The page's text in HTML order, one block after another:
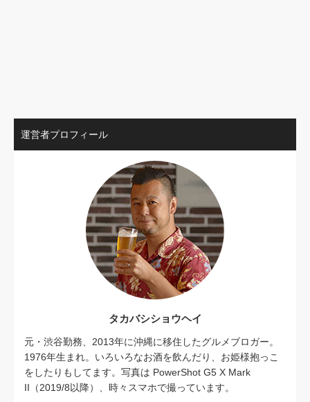
運営者プロフィール
タカバシショウヘイ
元・渋谷勤務、2013年に沖縄に移住したグルメブロガー。
1976年生まれ。いろいろなお酒を飲んだり、お姫様抱っこ
をしたりもしてます。写真は PowerShot G5 X Mark
II（2019/8以降）、時々スマホで撮っています。